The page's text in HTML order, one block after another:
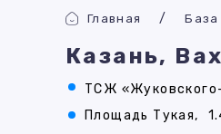
Главная База
Казань,
ТСЖ
Площадь Тукая,